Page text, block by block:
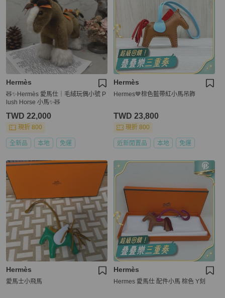
Hermès
🧸✨Hermès 愛馬仕｜毛絨玩偶小號 P
lush Horse 小馬✨🧸
TWD 22,000
現折 800
全新品 本地 免運
Hermès
Hermes🤎棕色藍帶紅小馬吊飾
TWD 23,800
現折 800
近新閒置品 本地 免運
Hermès
愛馬士小飛馬
Hermès
Hermes 愛馬仕 配件小馬 棕色 Y刻